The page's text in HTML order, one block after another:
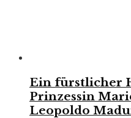
Ein fürstlicher
Prinzessin
Leopoldo